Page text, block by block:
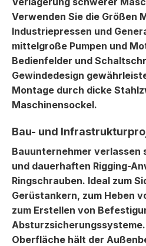
Verwenden Sie die Größen
Industriepressen und
mittelgroße Pumpen und
Bedienfelder und
Gewindedesign
Montage durch dicke
Maschinensockel.
Bau- und
Bauunternehmer verlassen
und dauerhaften Rigging-
Ringschrauben. Ideal zum
Gerüstankern, zum Heben
zum Erstellen von
Oberfläche hält der